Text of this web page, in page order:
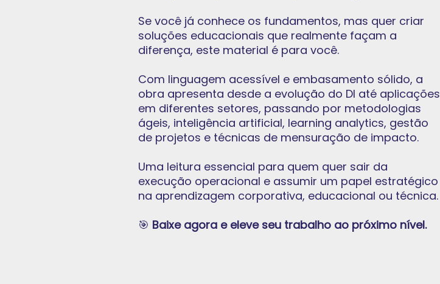
Se você já conhece os fundamentos, mas quer criar
soluções educacionais que realmente façam a
diferença, este material é para você.
Com linguagem acessível e embasamento sólido, a
obra apresenta desde a evolução do DI até aplicações
em diferentes setores, passando por metodologias
ágeis, inteligência artificial, learning analytics, gestão
de projetos e técnicas de mensuração de impacto.
Uma leitura essencial para quem quer sair da
execução operacional e assumir um papel estratégico
na aprendizagem corporativa, educacional ou técnica.
🎯 Baixe agora e eleve seu trabalho ao próximo nível.